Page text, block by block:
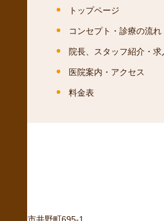
トップページ
コンセプト・診療の流れ
院長、スタッフ紹介・求
医院案内・アクセス
料金表